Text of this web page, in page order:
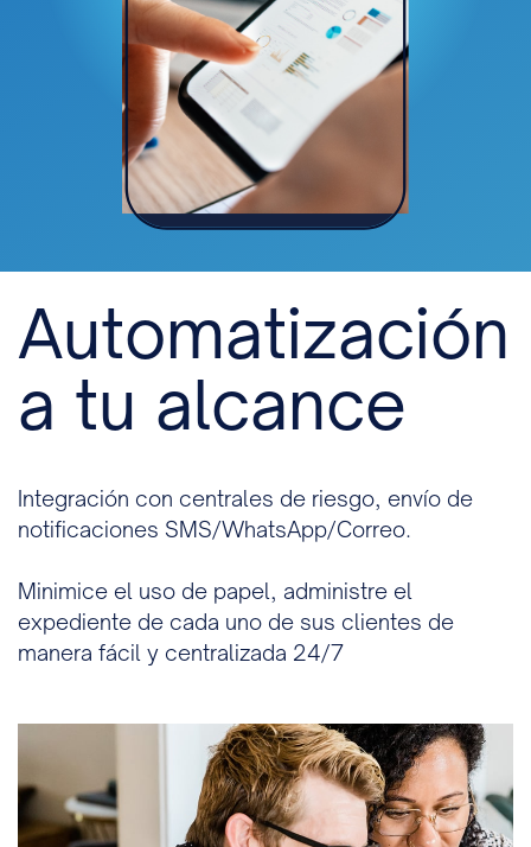
Automatización
​a tu alcance
Integración con centrales de riesgo, envío de ​
notificaciones SMS/WhatsApp/Correo.
Minimice el uso de papel, administre el ​
expediente de cada uno de sus clientes de ​
manera fácil y centralizada 24/7